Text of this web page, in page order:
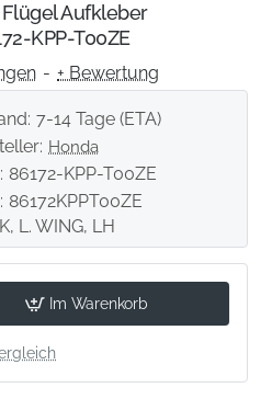
Aufkleber
KPP-T00ZE
- + Bewertung
7-14 Tage (ETA)
Honda
86172-KPP-T00ZE
86172KPPT00ZE
L. WING, LH
Im Warenkorb